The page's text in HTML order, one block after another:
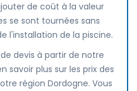
de coût à la valeur
se sont tournées sans
l'installation de la piscine.
devis à partir de notre
savoir plus sur les prix des
région Dordogne. Vous